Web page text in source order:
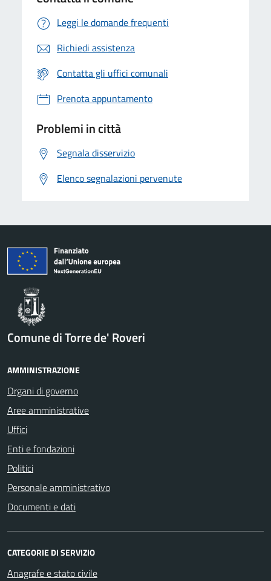
Leggi le domande frequenti
Richiedi assistenza
Contatta gli uffici comunali
Prenota appuntamento
Problemi in città
Segnala disservizio
Elenco segnalazioni pervenute
Comune di Torre de' Roveri
AMMINISTRAZIONE
Organi di governo
Aree amministrative
Uffici
Enti e fondazioni
Politici
Personale amministrativo
Documenti e dati
CATEGORIE DI SERVIZIO
Anagrafe e stato civile